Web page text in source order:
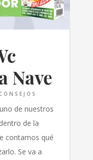
Nave
de nuestros
de la
contamos qué
Se va a